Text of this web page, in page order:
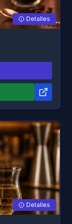
Detalles
Detalles